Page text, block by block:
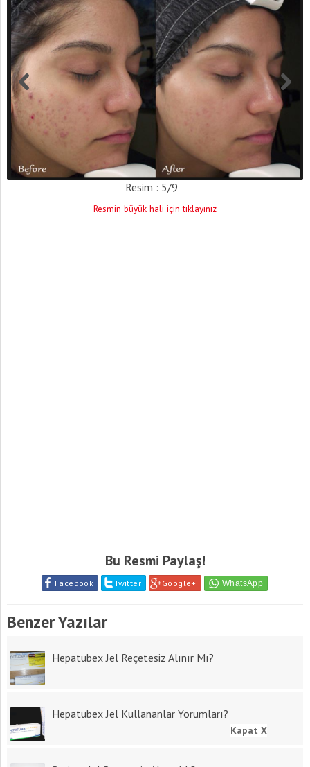
Resim : 5/9
Resmin büyük hali için tıklayınız
Bu Resmi Paylaş!
Facebook Twitter Google+
Benzer Yazılar
Hepatubex Jel Reçetesiz Alınır Mı?
Hepatubex Jel Kullananlar Yorumları?
Kapat X